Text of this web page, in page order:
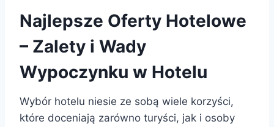
Najlepsze Oferty Hotelowe
– Zalety i Wady
Wypoczynku w Hotelu
Wybór hotelu niesie ze sobą wiele korzyści,
które doceniają zarówno turyści, jak i osoby